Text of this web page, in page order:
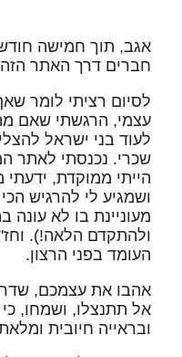
אגב, תוך חמישה
חברים דרך האתר
לסיום רציתי לומר
עצמי, הרגשתי שאם
לעוד בני ישראל
שכרי. נכנסתי לאתר
הייתי ממוקדת, ידעתי
ושמגיע לי להרגיש
מעוניינת בו לא עונה
ולהתקדם הלאה!).
העומד בפני הרצון.
אהבו את עצמכם,
אל תתנצלו, ושמחו,
ובראייה חיובית